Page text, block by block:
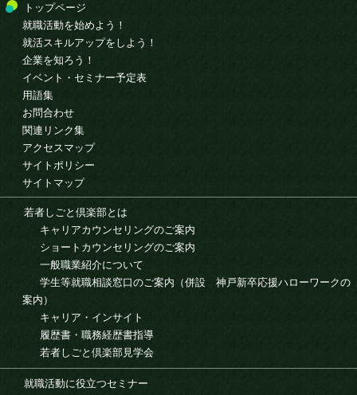
トップページ
就職活動を始めよう！
就活スキルアップをしよう！
企業を知ろう！
イベント・セミナー予定表
用語集
お問合わせ
関連リンク集
アクセスマップ
サイトポリシー
サイトマップ
若者しごと倶楽部とは
キャリアカウンセリングのご案内
ショートカウンセリングのご案内
一般職業紹介について
学生等就職相談窓口のご案内（併設 神戸新卒応援ハローワークの
案内）
キャリア・インサイト
履歴書・職務経歴書指導
若者しごと倶楽部見学会
就職活動に役立つセミナー